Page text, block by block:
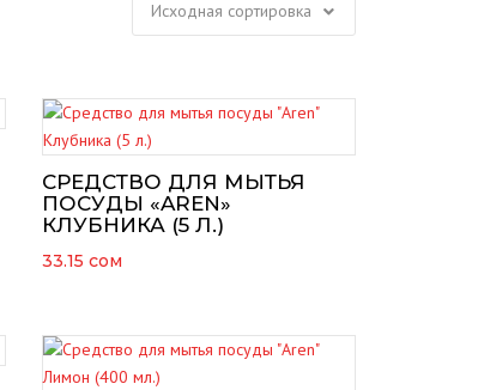
СРЕДСТВО ДЛЯ МЫТЬЯ
ПОСУДЫ «AREN»
КЛУБНИКА (5 Л.)
33.15 сом